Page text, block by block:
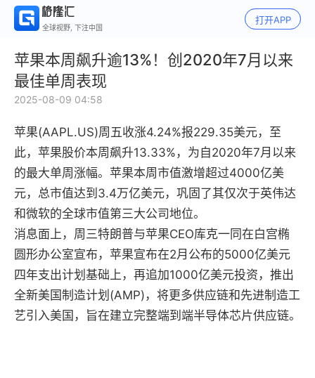
全球视野, 下注中国
打开APP
苹果本周飙升逾13%！创2020年7月以来
最佳单周表现
2025-08-09 04:58
苹果(AAPL.US)周五收涨4.24%报229.35美元，至
此，苹果股价本周飙升13.33%，为自2020年7月以来
的最大单周涨幅。苹果本周市值激增超过4000亿美
元，总市值达到3.4万亿美元，巩固了其仅次于英伟达
和微软的全球市值第三大公司地位。
消息面上，周三特朗普与苹果CEO库克一同在白宫椭
圆形办公室宣布，苹果宣布在2月公布的5000亿美元
四年支出计划基础上，再追加1000亿美元投资，推出
全新美国制造计划(AMP)，将更多供应链和先进制造工
艺引入美国，旨在建立完整端到端半导体芯片供应链。